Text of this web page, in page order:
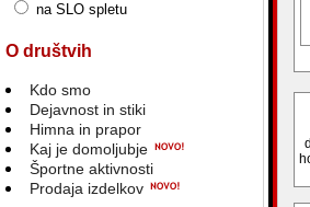
na SLO spletu
O društvih
Kdo smo
Dejavnost in stiki
Himna in prapor
Kaj je domoljubje
Športne aktivnosti
Prodaja izdelkov